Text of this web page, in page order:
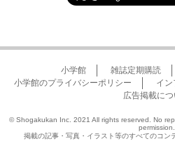
小学館 雑誌定期購読
小学館のプライバシーポリシー
イ
広告掲載につ
© Shogakukan Inc. 2021 All rights reserved. No
permission.
掲載の記事・写真・イラスト等のすべてのコン